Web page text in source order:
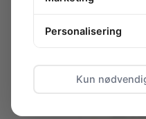
Gør-
Personalisering
Kun